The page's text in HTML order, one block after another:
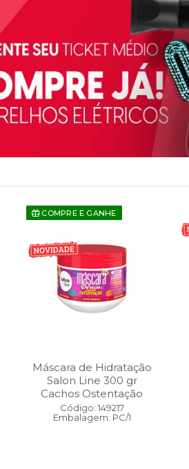
COMPRE E GANHE
Máscara de Hidratação
Salon Line 300 gr
Cachos Ostentação
Código: 149217
Embalagem: PC/1